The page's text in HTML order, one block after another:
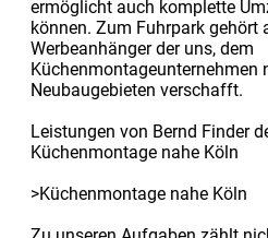
ermöglicht auch komplette
können. Zum Fuhrpark gehört
Werbeanhänger der uns, dem
Küchenmontageunternehmen
Neubaugebieten verschafft.
Leistungen von Bernd Finder
Küchenmontage nahe Köln
>Küchenmontage nahe Köln